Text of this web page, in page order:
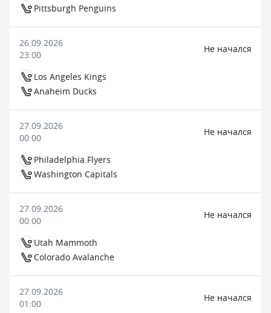
Pittsburgh Penguins
26.09.2026
23:00
Los Angeles Kings
Anaheim Ducks
Не начался
27.09.2026
00:00
Philadelphia Flyers
Washington Capitals
Не начался
27.09.2026
00:00
Utah Mammoth
Colorado Avalanche
Не начался
27.09.2026
01:00
Не начался